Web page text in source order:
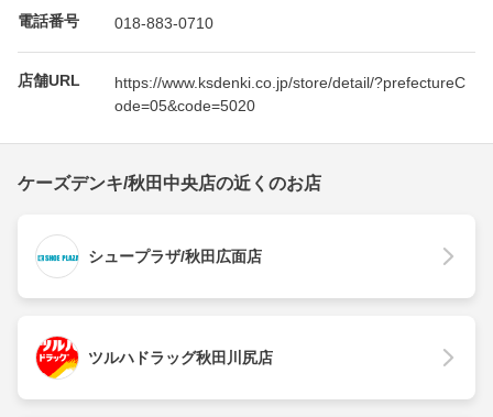
電話番号 018-883-0710
店舗URL
https://www.ksdenki.co.jp/store/detail/?prefectureC
ode=05&code=5020
ケーズデンキ/秋田中央店の近くのお店
シュープラザ/秋田広面店
ツルハドラッグ秋田川尻店